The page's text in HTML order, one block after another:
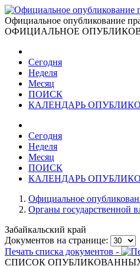
Официальное опубликование
ОФИЦИАЛЬНОЕ
Сегодня
Неделя
Месяц
ПОИСК
КАЛЕНДАРЬ
Сегодня
Неделя
Месяц
ПОИСК
КАЛЕНДАРЬ
Официальное
Органы государственной
Забайкальский край
Документов на странице:
Печать списка документов -
СПИСОК